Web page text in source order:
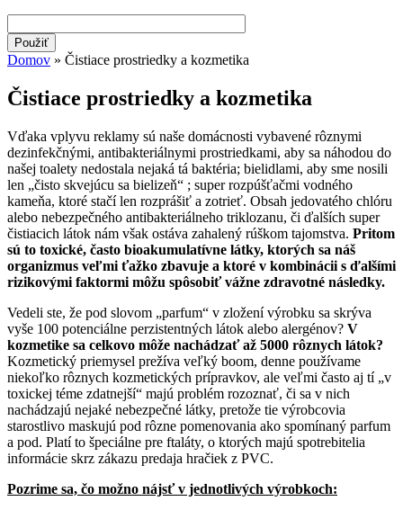
Nachádzate sa tu
Domov » Čistiace prostriedky a kozmetika
Čistiace prostriedky a kozmetika
Vďaka vplyvu reklamy sú naše domácnosti vybavené rôznymi
dezinfekčnými, antibakteriálnymi prostriedkami, aby sa náhodou do
našej toalety nedostala nejaká tá baktéria; bielidlami, aby sme nosili
len „čisto skvejúcu sa bielizeň“ ; super rozpúšťačmi vodného
kameňa, ktoré stačí len rozprášiť a zotrieť. Obsah jedovatého chlóru
alebo nebezpečného antibakteriálneho triklozanu, či ďalších super
čistiacich látok nám však ostáva zahalený rúškom tajomstva. Pritom
sú to toxické, často bioakumulatívne látky, ktorých sa náš
organizmus veľmi ťažko zbavuje a ktoré v kombinácii s ďalšími
rizikovými faktormi môžu spôsobiť vážne zdravotné následky.
Vedeli ste, že pod slovom „parfum“ v zložení výrobku sa skrýva
vyše 100 potenciálne perzistentných látok alebo alergénov? V
kozmetike sa celkovo môže nachádzať až 5000 rôznych látok?
Kozmetický priemysel prežíva veľký boom, denne používame
niekoľko rôznych kozmetických prípravkov, ale veľmi často aj tí „v
toxickej téme zdatnejší“ majú problém rozoznať, či sa v nich
nachádzajú nejaké nebezpečné látky, pretože tie výrobcovia
starostlivo maskujú pod rôzne pomenovania ako spomínaný parfum
a pod. Platí to špeciálne pre ftaláty, o ktorých majú spotrebitelia
informácie skrz zákazu predaja hračiek z PVC.
Pozrime sa, čo možno nájsť v jednotlivých výrobkoch: